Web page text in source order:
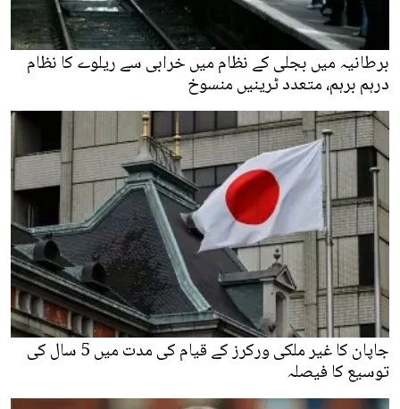
برطانیہ میں بجلی کے نظام میں خرابی سے ریلوے کا نظام
درہم برہم، متعدد ٹرینیں منسوخ
جاپان کا غیر ملکی ورکرز کے قیام کی مدت میں 5 سال کی
توسیع کا فیصلہ